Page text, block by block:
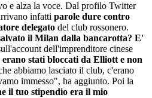
e alza la voce. Dal profilo Twitter
infatti parole dure contro
delegato del club rossonero.
il Milan dalla bancarotta? E'
dell'imprenditore cinese
stati bloccati da Elliott e non
abbiamo lasciato il club, c'erano
immesso", ha aggiunto. Poi la
il tuo stipendio era il mio